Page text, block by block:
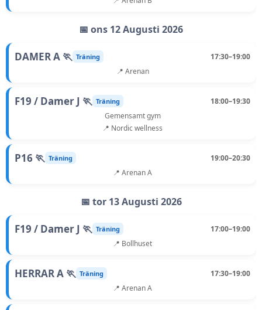
📅 ons 12 Augusti 2026
DAMER A 🏃 Träning
17:30–19:00
📍 Arenan
F19 / Damer J 🏃 Träning
18:00–19:30
Gemensamt gym
📍 Nordic wellness
P16 🏃 Träning
19:00–20:30
📍 Arenan A
📅 tor 13 Augusti 2026
F19 / Damer J 🏃 Träning
17:00–19:00
📍 Bollhuset
HERRAR A 🏃 Träning
17:30–19:00
📍 Arenan A